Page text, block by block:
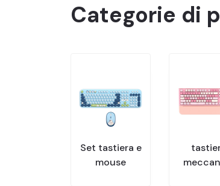
Categorie di
Set tastiera e
mouse